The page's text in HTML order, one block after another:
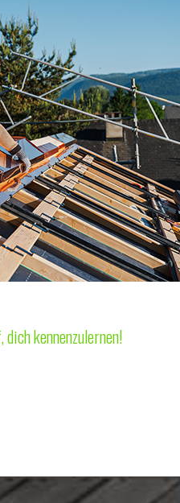
kennenzulernen!